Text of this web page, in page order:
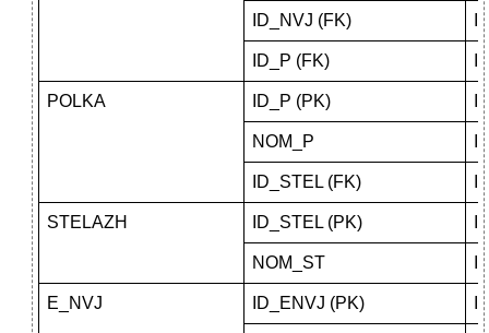
ID_NVJ (FK)
ID_P (FK)
POLKA ID_P (PK)
NOM_P
ID_STEL (FK)
STELAZH ID_STEL (PK)
NOM_ST
E_NVJ ID_ENVJ (PK)